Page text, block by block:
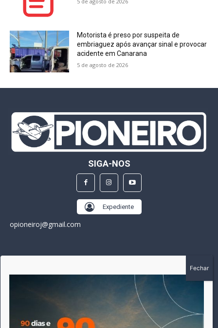
Motorista é preso por suspeita de
embriaguez após avançar sinal e provocar
acidente em Canarana
5 de agosto de 2026
SIGA-NOS
Expediente
opioneiroj@gmail.com
A história do Pioneiro inicia em fevereiro de 2005 em
Canarana - MT, na época, como um jornal impresso semanal,
que chegou a possuir mil assinantes. Durante 15 anos, foram
publicadas 691 edições que narraram os acontecimentos
políticos, policiais e cotidianos de Canarana e região. Fiel a sua